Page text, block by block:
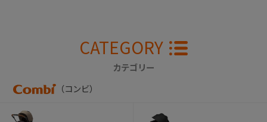
CATEGORY
カテゴリー
（コンビ）